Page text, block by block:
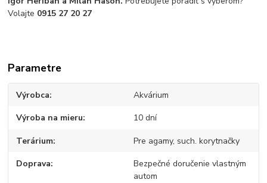
Volajte 0915 27 20 27
Parametre
Výrobca Akvárium
Výroba na mieru 10 dní
Terárium Pre agamy, such. korytnačky
Doprava
Bezpečné doručenie vlastným
autom